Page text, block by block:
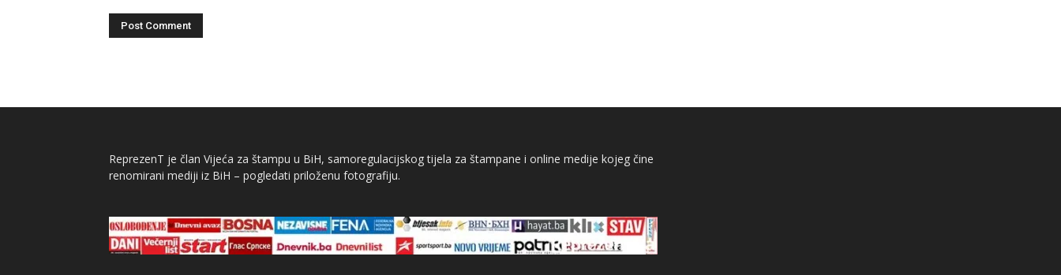
ReprezenT je član Vijeća za štampu u BiH, samoregulacijskog tijela za štampane i online medije kojeg čine
renomirani mediji iz BiH – pogledati priloženu fotografiju.